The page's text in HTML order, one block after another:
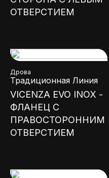
ОТВЕРСТИЕМ
Дрова
Традиционная Линия
VICENZA EVO INOX -
ФЛАНЕЦ С
ПРАВОСТОРОННИМ
ОТВЕРСТИЕМ